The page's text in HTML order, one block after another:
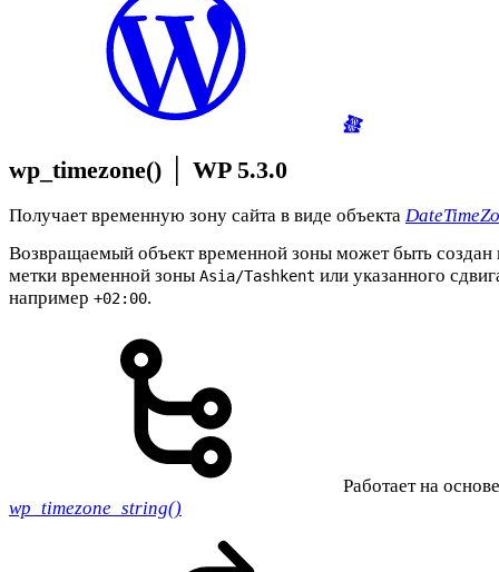
wp_timezone() WP 5.3.0
Получает временную зону сайта в виде объекта
Возвращаемый объект временной зоны может быть создан
метки временной зоны Asia/Tashkent или указанного
например +02:00.
Работает на
wp_timezone_string()